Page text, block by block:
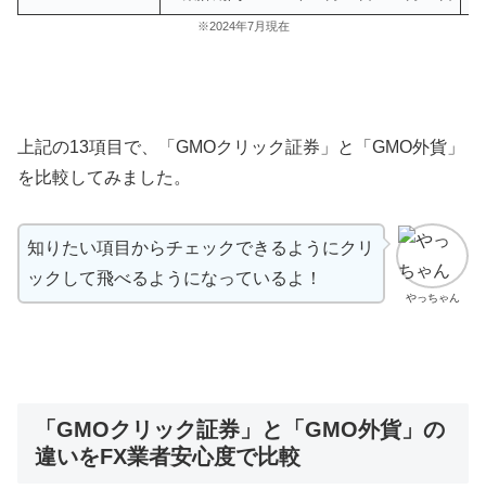
※2024年7月現在
上記の13項目で、 「GMOクリック証券」 と
「GMO外貨」
を比較してみました。
やっちゃん
知りたい項目からチェックできるようにクリ
ックして飛べるようになっているよ！
「GMOクリック証券」と「GMO外貨」の
違いをFX業者安心度で比較